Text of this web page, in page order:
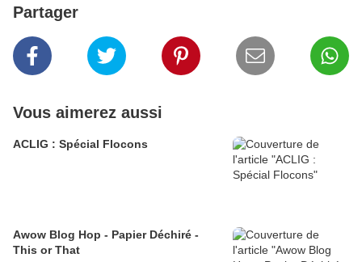
Partager
Vous aimerez aussi
ACLIG : Spécial Flocons
Awow Blog Hop - Papier Déchiré -
This or That